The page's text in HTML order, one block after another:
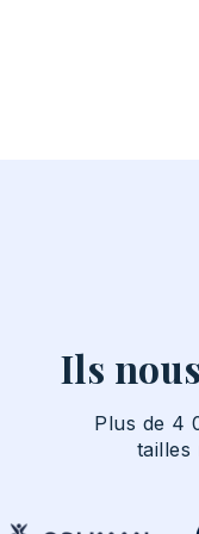
Ils
Plus de 4
tailles